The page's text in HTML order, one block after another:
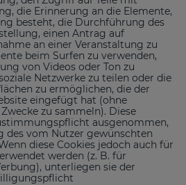
die Erinnerung an die Elemente,
besteht, die Durchführung des
einen Antrag auf
an einer Veranstaltung zu
beim Surfen zu verwenden,
von Videos oder Ton zu
Netzwerke zu teilen oder die
zu ermöglichen, die der
eingefügt hat (ohne
zu sammeln). Diese
ausgenommen,
des vom Nutzer gewünschten
diese Cookies jedoch auch für
werden (z. B. für
unterliegen sie der